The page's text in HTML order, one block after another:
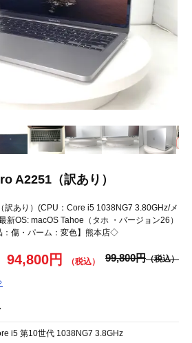
A2251（訳あり）
訳あり）(CPU：Core i5 1038NG7 3.80GHz/メ
新OS: macOS Tahoe（タホ ・バージョン26）
：傷・パーム：変色】熊本店◇
94,800円 99,800円
i5 第10世代 1038NG7 3.8GHz